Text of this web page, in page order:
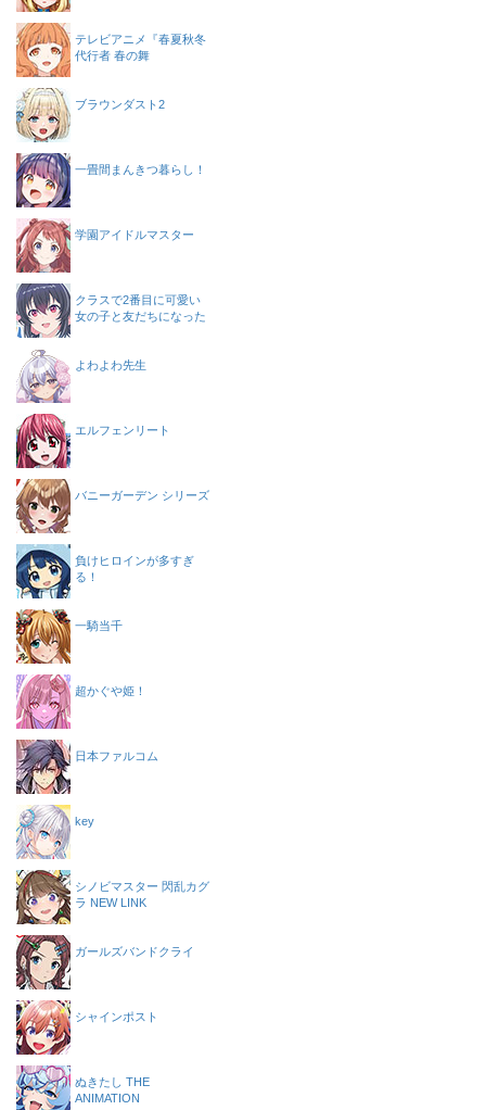
テレビアニメ『春夏秋冬
代行者 春の舞
ブラウンダスト2
一畳間まんきつ暮らし！
学園アイドルマスター
クラスで2番目に可愛い
女の子と友だちになった
よわよわ先生
エルフェンリート
バニーガーデン シリーズ
負けヒロインが多すぎ
る！
一騎当千
超かぐや姫！
日本ファルコム
key
シノビマスター 閃乱カグ
ラ NEW LINK
ガールズバンドクライ
シャインポスト
ぬきたし THE
ANIMATION